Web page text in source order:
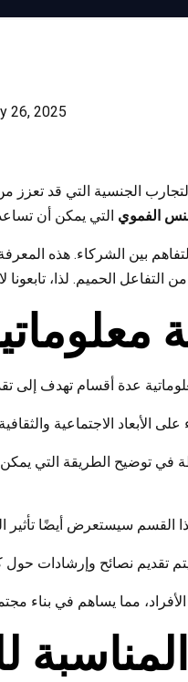
26, 2025
الجنسية التي قد تعزز
الفموي
بين الشركاء. هذه
توضيح الطريقة التي يمكن